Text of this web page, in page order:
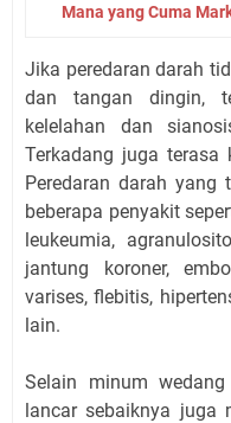
Mana yang Cuma
Jika peredaran darah
dan tangan dingin,
kelelahan dan
Terkadang juga
Peredaran darah yang
beberapa penyakit
leukeumia,
jantung koroner,
varises, flebitis,
lain.
Selain minum
lancar sebaiknya juga